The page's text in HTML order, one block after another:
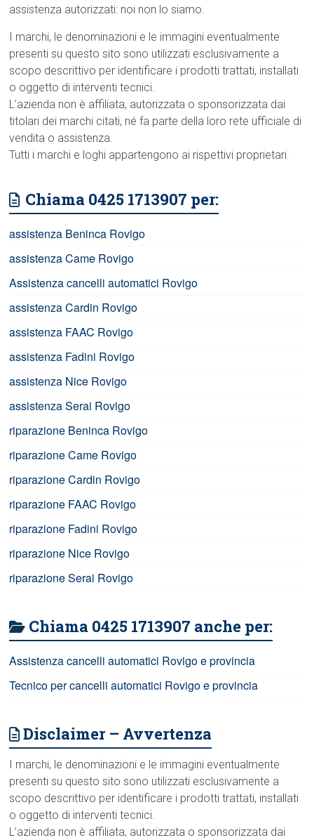
assistenza autorizzati: noi non lo siamo.
I marchi, le denominazioni e le immagini eventualmente
presenti su questo sito sono utilizzati esclusivamente a
scopo descrittivo per identificare i prodotti trattati, installati
o oggetto di interventi tecnici.
L’azienda non è affiliata, autorizzata o sponsorizzata dai
titolari dei marchi citati, né fa parte della loro rete ufficiale di
vendita o assistenza.
Tutti i marchi e loghi appartengono ai rispettivi proprietari.
Chiama 0425 1713907 per:
assistenza Beninca Rovigo
assistenza Came Rovigo
Assistenza cancelli automatici Rovigo
assistenza Cardin Rovigo
assistenza FAAC Rovigo
assistenza Fadini Rovigo
assistenza Nice Rovigo
assistenza Serai Rovigo
riparazione Beninca Rovigo
riparazione Came Rovigo
riparazione Cardin Rovigo
riparazione FAAC Rovigo
riparazione Fadini Rovigo
riparazione Nice Rovigo
riparazione Serai Rovigo
Chiama 0425 1713907 anche per:
Assistenza cancelli automatici Rovigo e provincia
Tecnico per cancelli automatici Rovigo e provincia
Disclaimer – Avvertenza
I marchi, le denominazioni e le immagini eventualmente
presenti su questo sito sono utilizzati esclusivamente a
scopo descrittivo per identificare i prodotti trattati, installati
o oggetto di interventi tecnici.
L’azienda non è affiliata, autorizzata o sponsorizzata dai